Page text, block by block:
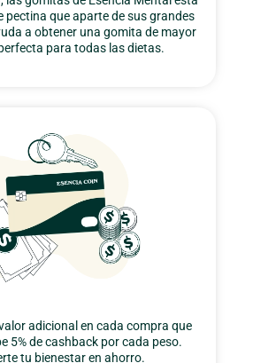
pectina que aparte de sus grandes
a obtener una gomita de mayor
para todas las dietas.
adicional en cada compra que
5% de cashback por cada peso.
tu bienestar en ahorro.